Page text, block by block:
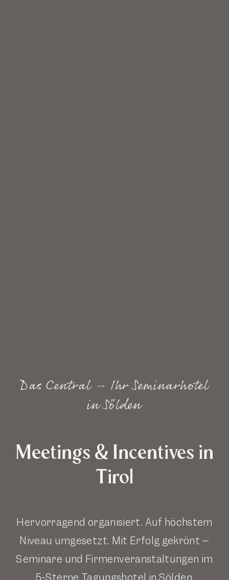
Das Central – Ihr Seminarhotel
in Sölden
Meetings & Incentives in
Tirol
Hervorragend organisiert. Auf höchstem
Niveau umgesetzt. Mit Erfolg gekrönt –
Seminare und Firmenveranstaltungen im